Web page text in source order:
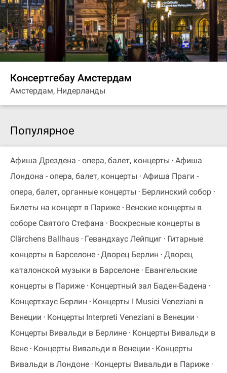
Консертгебау Амстердам
Амстердам, Нидерланды
Популярное
Афиша Дрездена - опера, балет, концерты
Афиша
Лондона - опера, балет, концерты
Афиша Праги -
опера, балет, органные концерты
Берлинский собор
Билеты на концерт в Париже
Венские концерты в
соборе Святого Стефана
Воскресные концерты в
Clärchens Ballhaus
Гевандхаус Лейпциг
Гитарные
концерты в Барселоне Дворец Берлин
Дворец
каталонской музыки в Барселоне
Евангельские
концерты в Париже
Концертный зал Баден-Бадена
Концертхаус Берлин
Концерты I Musici Veneziani в
Венеции
Концерты Interpreti Veneziani в Венеции
Концерты Вивальди в Берлине
Концерты Вивальди в
Вене
Концерты Вивальди в Венеции
Концерты
Вивальди в Лондоне
Концерты Вивальди в Париже